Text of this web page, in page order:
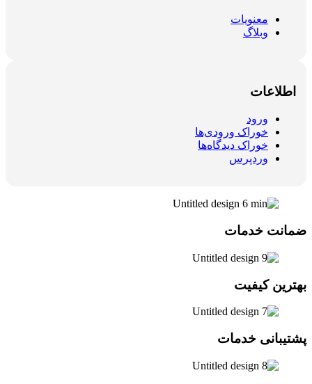
معنویات
وبلاگ
اطلاعات
ورود
خوراک ورودی‌ها
خوراک دیدگاه‌ها
وردپرس
ضمانت خدمات
بهترین کیفیت
پشتیبانی خدمات